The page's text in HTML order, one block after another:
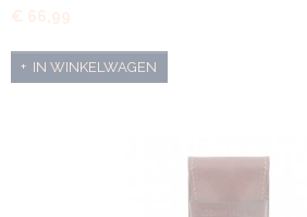
€ 66,99
IN WINKELWAGEN